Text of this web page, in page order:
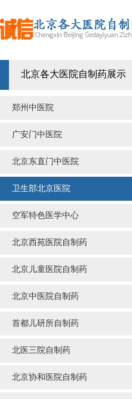
北京各大医院自制药展示
郑州中医院
广安门中医院
北京东直门中医院
卫生部北京医院
空军特色医学中心
北京西苑医院自制药
北京儿童医院自制药
北京中医院自制药
首都儿研所自制药
北医三院自制药
北京协和医院自制药